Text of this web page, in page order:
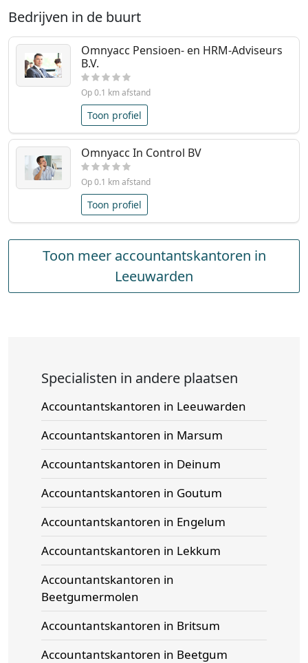
Bedrijven in de buurt
Omnyacc Pensioen- en HRM-Adviseurs
B.V.
Op 0.1 km afstand
Toon profiel
Omnyacc In Control BV
Op 0.1 km afstand
Toon profiel
Toon meer accountantskantoren in
Leeuwarden
Specialisten in andere plaatsen
Accountantskantoren in Leeuwarden
Accountantskantoren in Marsum
Accountantskantoren in Deinum
Accountantskantoren in Goutum
Accountantskantoren in Engelum
Accountantskantoren in Lekkum
Accountantskantoren in
Beetgumermolen
Accountantskantoren in Britsum
Accountantskantoren in Beetgum